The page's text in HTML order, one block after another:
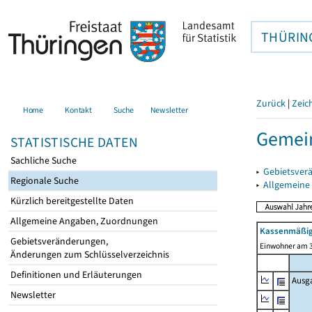
Home Kontakt Suche Newsletter
STATISTISCHE DATEN
Sachliche Suche
Regionale Suche
Kürzlich bereitgestellte Daten
Allgemeine Angaben, Zuordnungen
Gebietsveränderungen,
Änderungen zum Schlüsselverzeichnis
Definitionen und Erläuterungen
Newsletter
Zurück |
▸
▸
Einwohner am